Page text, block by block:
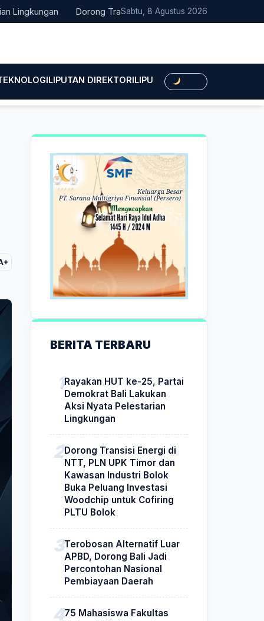
Dorong Transisi Energi di NTT, PLN UPK Timor dan
Sabtu, 8 Agustus 2026
LIPUTAN DIREKTORILIPUTAN HUKUMLIPUTAN
BERITA TERBARU
Rayakan HUT ke-25, Partai
Demokrat Bali Lakukan
Aksi Nyata Pelestarian
Lingkungan
Dorong Transisi Energi di
NTT, PLN UPK Timor dan
Kawasan Industri Bolok
Buka Peluang Investasi
Woodchip untuk Cofiring
PLTU Bolok
Terobosan Alternatif Luar
APBD, Dorong Bali Jadi
Percontohan Nasional
Pembiayaan Daerah
75 Mahasiswa Fakultas